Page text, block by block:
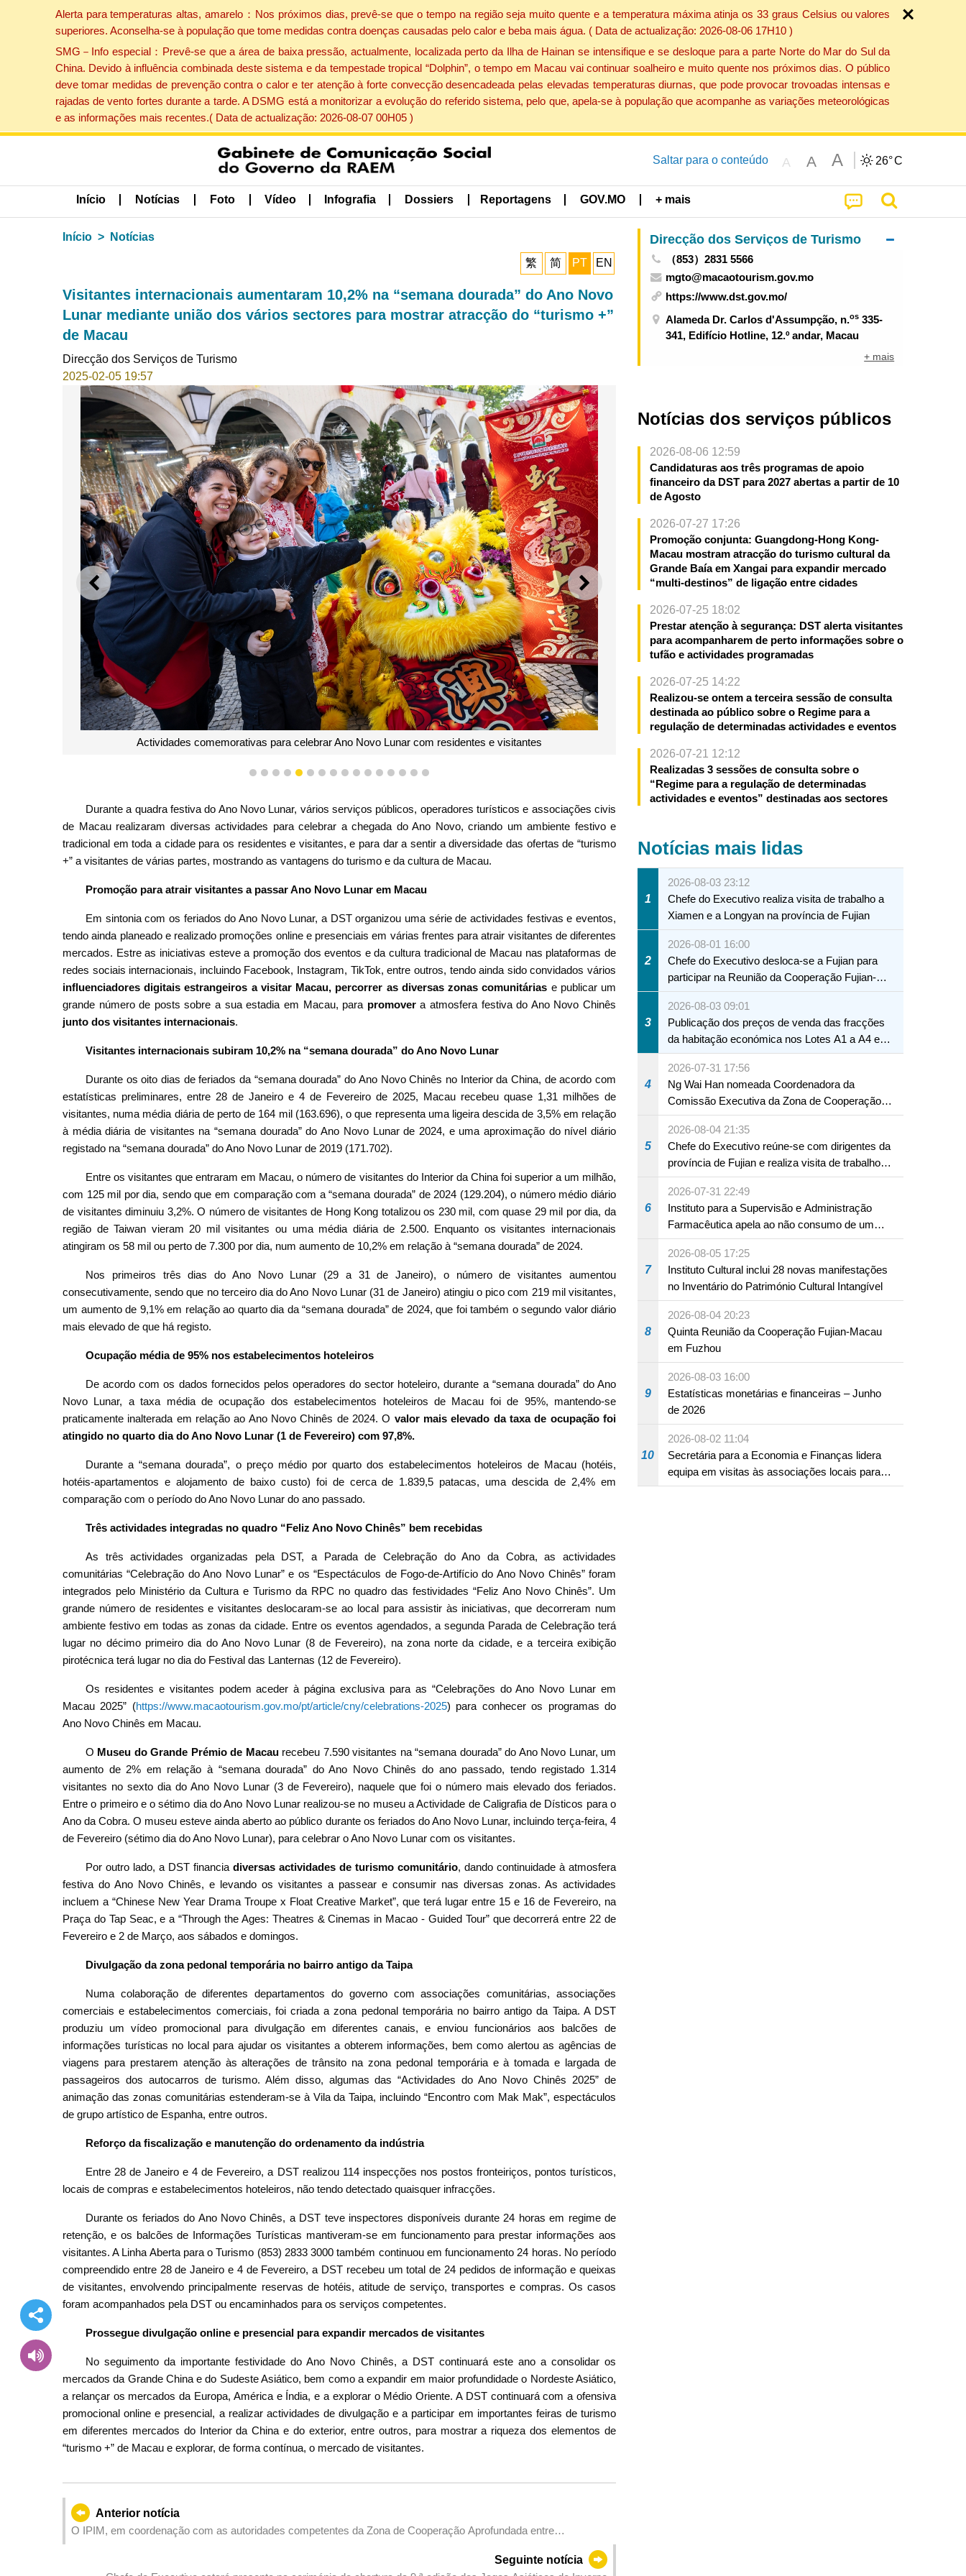
Alerta para temperaturas altas, amarelo：Nos próximos dias, prevê-se que o tempo na região seja muito quente e a temperatura máxima atinja os 33 graus Celsius ou valores
superiores. Aconselha-se à população que tome medidas contra doenças causadas pelo calor e beba mais água. ( Data de actualização: 2026-08-06 17H10 )
SMG－Info especial：Prevê-se que a área de baixa pressão, actualmente, localizada perto da Ilha de Hainan se intensifique e se desloque para a parte Norte do Mar do Sul da
China. Devido à influência combinada deste sistema e da tempestade tropical “Dolphin”, o tempo em Macau vai continuar soalheiro e muito quente nos próximos dias. O público
deve tomar medidas de prevenção contra o calor e ter atenção à forte convecção desencadeada pelas elevadas temperaturas diurnas, que pode provocar trovoadas intensas e
rajadas de vento fortes durante a tarde. A DSMG está a monitorizar a evolução do referido sistema, pelo que, apela-se à população que acompanhe as variações meteorológicas
e as informações mais recentes.( Data de actualização: 2026-08-07 00H05 )
Saltar para o conteúdo A A A 26°C
Início Notícias Foto Vídeo Infografia Dossiers Reportagens GOV.MO + mais
Início Notícias
繁 简 PT EN
Visitantes internacionais aumentaram 10,2% na “semana dourada” do Ano Novo
Lunar mediante união dos vários sectores para mostrar atracção do “turismo +”
de Macau
Direcção dos Serviços de Turismo
2025-02-05 19:57
ANTERIOR SEGUINTE
Ano Novo Lunar com residentes e visitantes Actividades comemorativas para celebrar Ano Novo Lunar com residentes e visitantes
1 2 3 4 5 6 7 8 9 10111213141516
Durante a quadra festiva do Ano Novo Lunar, vários serviços públicos, operadores turísticos e associações civis
de Macau realizaram diversas actividades para celebrar a chegada do Ano Novo, criando um ambiente festivo e
tradicional em toda a cidade para os residentes e visitantes, e para dar a sentir a diversidade das ofertas de “turismo
+” a visitantes de várias partes, mostrando as vantagens do turismo e da cultura de Macau.
Promoção para atrair visitantes a passar Ano Novo Lunar em Macau
Em sintonia com os feriados do Ano Novo Lunar, a DST organizou uma série de actividades festivas e eventos,
tendo ainda planeado e realizado promoções online e presenciais em várias frentes para atrair visitantes de diferentes
mercados. Estre as iniciativas esteve a promoção dos eventos e da cultura tradicional de Macau nas plataformas de
redes sociais internacionais, incluindo Facebook, Instagram, TikTok, entre outros, tendo ainda sido convidados vários
influenciadores digitais estrangeiros a visitar Macau, percorrer as diversas zonas comunitárias e publicar um
grande número de posts sobre a sua estadia em Macau, para promovera atmosfera festiva do Ano Novo Chinês
junto dos visitantes internacionais.
Visitantes internacionais subiram 10,2% na “semana dourada” do Ano Novo Lunar
Durante os oito dias de feriados da “semana dourada” do Ano Novo Chinês no Interior da China, de acordo com
estatísticas preliminares, entre 28 de Janeiro e 4 de Fevereiro de 2025, Macau recebeu quase 1,31 milhões de
visitantes, numa média diária de perto de 164 mil (163.696), o que representa uma ligeira descida de 3,5% em relação
à média diária de visitantes na “semana dourada” do Ano Novo Lunar de 2024, e uma aproximação do nível diário
registado na “semana dourada” do Ano Novo Lunar de 2019 (171.702).
Entre os visitantes que entraram em Macau, o número de visitantes do Interior da China foi superior a um milhão,
com 125 mil por dia, sendo que em comparação com a “semana dourada” de 2024 (129.204), o número médio diário
de visitantes diminuiu 3,2%. O número de visitantes de Hong Kong totalizou os 230 mil, com quase 29 mil por dia, da
região de Taiwan vieram 20 mil visitantes ou uma média diária de 2.500. Enquanto os visitantes internacionais
atingiram os 58 mil ou perto de 7.300 por dia, num aumento de 10,2% em relação à “semana dourada” de 2024.
Nos primeiros três dias do Ano Novo Lunar (29 a 31 de Janeiro), o número de visitantes aumentou
consecutivamente, sendo que no terceiro dia do Ano Novo Lunar (31 de Janeiro) atingiu o pico com 219 mil visitantes,
um aumento de 9,1% em relação ao quarto dia da “semana dourada” de 2024, que foi também o segundo valor diário
mais elevado de que há registo.
Ocupação média de 95% nos estabelecimentos hoteleiros
De acordo com os dados fornecidos pelos operadores do sector hoteleiro, durante a “semana dourada” do Ano
Novo Lunar, a taxa média de ocupação dos estabelecimentos hoteleiros de Macau foi de 95%, mantendo-se
praticamente inalterada em relação ao Ano Novo Chinês de 2024. O valor mais elevado da taxa de ocupação foi
atingido no quarto dia do Ano Novo Lunar (1 de Fevereiro) com 97,8%.
Durante a “semana dourada”, o preço médio por quarto dos estabelecimentos hoteleiros de Macau (hotéis,
hotéis-apartamentos e alojamento de baixo custo) foi de cerca de 1.839,5 patacas, uma descida de 2,4% em
comparação com o período do Ano Novo Lunar do ano passado.
Três actividades integradas no quadro “Feliz Ano Novo Chinês” bem recebidas
As três actividades organizadas pela DST, a Parada de Celebração do Ano da Cobra, as actividades
comunitárias “Celebração do Ano Novo Lunar” e os “Espectáculos de Fogo-de-Artifício do Ano Novo Chinês” foram
integrados pelo Ministério da Cultura e Turismo da RPC no quadro das festividades “Feliz Ano Novo Chinês”. Um
grande número de residentes e visitantes deslocaram-se ao local para assistir às iniciativas, que decorreram num
ambiente festivo em todas as zonas da cidade. Entre os eventos agendados, a segunda Parada de Celebração terá
lugar no décimo primeiro dia do Ano Novo Lunar (8 de Fevereiro), na zona norte da cidade, e a terceira exibição
pirotécnica terá lugar no dia do Festival das Lanternas (12 de Fevereiro).
Os residentes e visitantes podem aceder à página exclusiva para as “Celebrações do Ano Novo Lunar em
Macau 2025” (https://www.macaotourism.gov.mo/pt/article/cny/celebrations-2025) para conhecer os programas do
Ano Novo Chinês em Macau.
O Museu do Grande Prémio de Macaurecebeu 7.590 visitantes na “semana dourada” do Ano Novo Lunar, um
aumento de 2% em relação à “semana dourada” do Ano Novo Chinês do ano passado, tendo registado 1.314
visitantes no sexto dia do Ano Novo Lunar (3 de Fevereiro), naquele que foi o número mais elevado dos feriados.
Entre o primeiro e o sétimo dia do Ano Novo Lunar realizou-se no museu a Actividade de Caligrafia de Dísticos para o
Ano da Cobra. O museu esteve ainda aberto ao público durante os feriados do Ano Novo Lunar, incluindo terça-feira, 4
de Fevereiro (sétimo dia do Ano Novo Lunar), para celebrar o Ano Novo Lunar com os visitantes.
Por outro lado, a DST financia diversas actividades de turismo comunitário, dando continuidade à atmosfera
festiva do Ano Novo Chinês, e levando os visitantes a passear e consumir nas diversas zonas. As actividades
incluem a “Chinese New Year Drama Troupe x Float Creative Market”, que terá lugar entre 15 e 16 de Fevereiro, na
Praça do Tap Seac, e a “Through the Ages: Theatres & Cinemas in Macao - Guided Tour” que decorrerá entre 22 de
Fevereiro e 2 de Março, aos sábados e domingos.
Divulgação da zona pedonal temporária no bairro antigo da Taipa
Numa colaboração de diferentes departamentos do governo com associações comunitárias, associações
comerciais e estabelecimentos comerciais, foi criada a zona pedonal temporária no bairro antigo da Taipa. A DST
produziu um vídeo promocional para divulgação em diferentes canais, e enviou funcionários aos balcões de
informações turísticas no local para ajudar os visitantes a obterem informações, bem como alertou as agências de
viagens para prestarem atenção às alterações de trânsito na zona pedonal temporária e à tomada e largada de
passageiros dos autocarros de turismo. Além disso, algumas das “Actividades do Ano Novo Chinês 2025” de
animação das zonas comunitárias estenderam-se à Vila da Taipa, incluindo “Encontro com Mak Mak”, espectáculos
de grupo artístico de Espanha, entre outros.
Reforço da fiscalização e manutenção do ordenamento da indústria
Entre 28 de Janeiro e 4 de Fevereiro, a DST realizou 114 inspecções nos postos fronteiriços, pontos turísticos,
locais de compras e estabelecimentos hoteleiros, não tendo detectado quaisquer infracções.
Durante os feriados do Ano Novo Chinês, a DST teve inspectores disponíveis durante 24 horas em regime de
retenção, e os balcões de Informações Turísticas mantiveram-se em funcionamento para prestar informações aos
visitantes. A Linha Aberta para o Turismo (853) 2833 3000 também continuou em funcionamento 24 horas. No período
compreendido entre 28 de Janeiro e 4 de Fevereiro, a DST recebeu um total de 24 pedidos de informação e queixas
de visitantes, envolvendo principalmente reservas de hotéis, atitude de serviço, transportes e compras. Os casos
foram acompanhados pela DST ou encaminhados para os serviços competentes.
Prossegue divulgação online e presencial para expandir mercados de visitantes
No seguimento da importante festividade do Ano Novo Chinês, a DST continuará este ano a consolidar os
mercados da Grande China e do Sudeste Asiático, bem como a expandir em maior profundidade o Nordeste Asiático,
a relançar os mercados da Europa, América e Índia, e a explorar o Médio Oriente. A DST continuará com a ofensiva
promocional online e presencial, a realizar actividades de divulgação e a participar em importantes feiras de turismo
em diferentes mercados do Interior da China e do exterior, entre outros, para mostrar a riqueza dos elementos de
“turismo +” de Macau e explorar, de forma contínua, o mercado de visitantes.
Anterior notícia
O IPIM, em coordenação com as autoridades competentes da Zona de Cooperação Aprofundada entre
Seguinte notícia
Direcção dos Serviços de Turismo
（853）2831 5566
mgto@macaotourism.gov.mo
https://www.dst.gov.mo/
Alameda Dr. Carlos d'Assumpção, n.os 335-
341, Edifício Hotline, 12.º andar, Macau
+ mais
Notícias dos serviços públicos
2026-08-06 12:59
Candidaturas aos três programas de apoio
financeiro da DST para 2027 abertas a partir de 10
de Agosto
2026-07-27 17:26
Promoção conjunta: Guangdong-Hong Kong-
Macau mostram atracção do turismo cultural da
Grande Baía em Xangai para expandir mercado
“multi-destinos” de ligação entre cidades
2026-07-25 18:02
Prestar atenção à segurança: DST alerta visitantes
para acompanharem de perto informações sobre o
tufão e actividades programadas
2026-07-25 14:22
Realizou-se ontem a terceira sessão de consulta
destinada ao público sobre o Regime para a
regulação de determinadas actividades e eventos
2026-07-21 12:12
Realizadas 3 sessões de consulta sobre o
“Regime para a regulação de determinadas
actividades e eventos” destinadas aos sectores
Notícias mais lidas
1
2026-08-03 23:12
Chefe do Executivo realiza visita de trabalho a
Xiamen e a Longyan na província de Fujian
2
2026-08-01 16:00
Chefe do Executivo desloca-se a Fujian para
participar na Reunião da Cooperação Fujian-
Macau
3
2026-08-03 09:01
Publicação dos preços de venda das fracções
da habitação económica nos Lotes A1 a A4 e
A12 da Zona A dos Novos Aterros
4
2026-07-31 17:56
Ng Wai Han nomeada Coordenadora da
Comissão Executiva da Zona de Cooperação
Aprofundada entre Guangdong e Macau em
Hengqin
5
2026-08-04 21:35
Chefe do Executivo reúne-se com dirigentes da
província de Fujian e realiza visita de trabalho
em Fuzhou
6
2026-07-31 22:49
Instituto para a Supervisão e Administração
Farmacêutica apela ao não consumo de um
produto com substâncias medicamentosas
ocidentais
7
2026-08-05 17:25
Instituto Cultural inclui 28 novas manifestações
no Inventário do Património Cultural Intangível
8
2026-08-04 20:23
Quinta Reunião da Cooperação Fujian-Macau
em Fuzhou
9
2026-08-03 16:00
Estatísticas monetárias e financeiras – Junho
de 2026
10
2026-08-02 11:04
Secretária para a Economia e Finanças lidera
equipa em visitas às associações locais para
consolidar consensos e promover os trabalhos